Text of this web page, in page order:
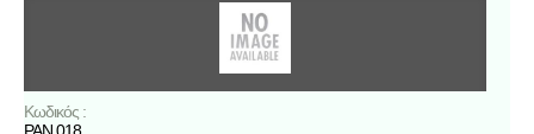
Κωδικός :
ΡΑΝ 018